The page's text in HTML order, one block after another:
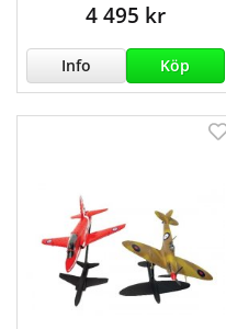
4 495 kr
Info Köp